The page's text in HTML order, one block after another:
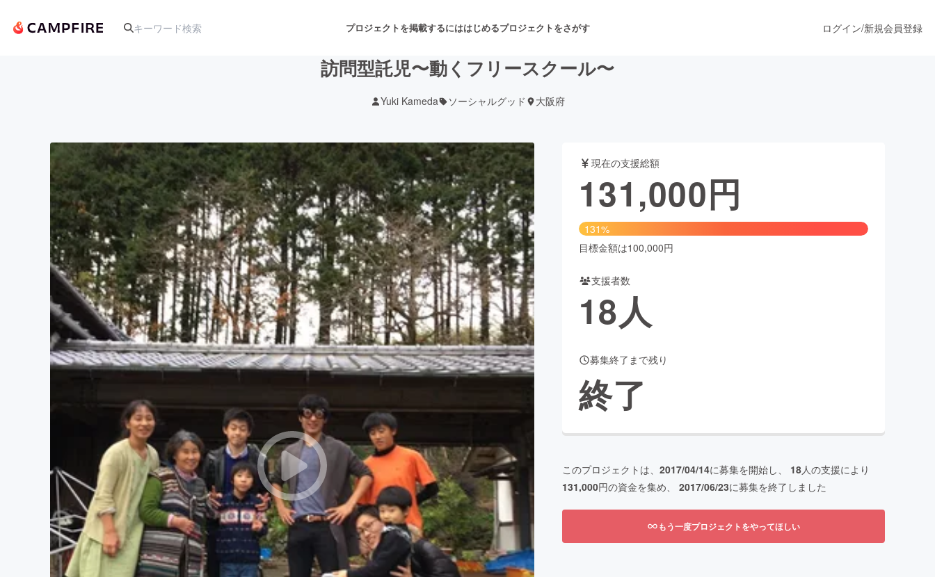
プロジェクトを掲載するにははじめるプロジェクトをさがす
アート・写真 音楽 舞台・パフォーマンス
テクノロジー・ガジェット ゲーム・サービス開発 フード・飲食店 ファッション
映像・映画 書籍・雑誌出版 アニメ・漫画
ビジネス・起業 チャレンジ ビューティー・ヘルスケア
まちづくり・地域活性化
CAMPFIRE for Social GoodCAMPFIRE Creation
コミュニティ
ログイン/新規会員登録
訪問型託児〜動くフリースクール〜
Yuki Kameda ソーシャルグッド 大阪府
現在の支援総額
131,000円
131%
目標金額は100,000円
支援者数
18人
募集終了まで残り
終了
このプロジェクトは、 2017/04/14に募集を開始し、 18人の支援により
131,000円の資金を集め、 2017/06/23に募集を終了しました
もう一度プロジェクトをやってほしい